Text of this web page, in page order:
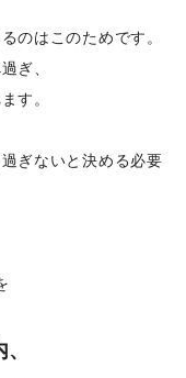
のはこのためです。
ぎ、
す。
ぎないと決める必要